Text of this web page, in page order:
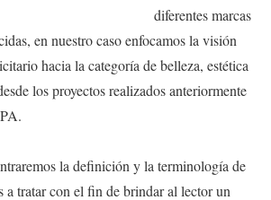
diferentes marcas
en nuestro caso enfocamos la visión
hacia la categoría de belleza, estética
los proyectos realizados anteriormente
la definición y la terminología de
a tratar con el fin de brindar al lector un